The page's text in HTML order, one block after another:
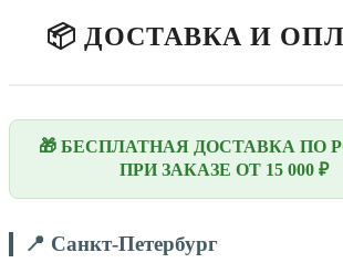
📦 ДОСТАВКА И
🎁 БЕСПЛАТНАЯ ДОСТАВКА ПО
ПРИ ЗАКАЗЕ ОТ 15 000 ₽
📍 Санкт-Петербург